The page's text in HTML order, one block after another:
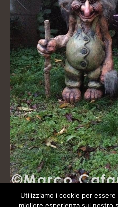
Utilizziamo i cookie per
migliore esperienza sul nostro